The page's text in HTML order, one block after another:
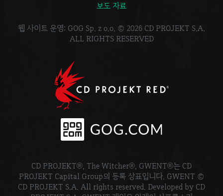
보도 자료
웹 사이트 운영: GOG Sp. z o.o. © 2026 CD PROJEKT S.A.
ALL RIGHTS RESERVED
CD PROJEKT®, The Witcher®, GWENT®는 CD
PROJEKT Capital Group의 등록 상표입니다. GWENT ©
CD PROJEKT S.A. All rights reserved. Developed by CD